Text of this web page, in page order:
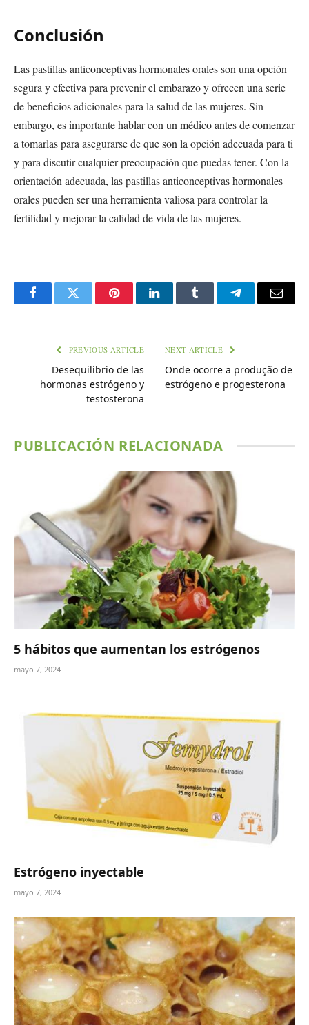
Conclusión
Las pastillas anticonceptivas hormonales orales son una opción
segura y efectiva para prevenir el embarazo y ofrecen una serie
de beneficios adicionales para la salud de las mujeres. Sin
embargo, es importante hablar con un médico antes de comenzar
a tomarlas para asegurarse de que son la opción adecuada para ti
y para discutir cualquier preocupación que puedas tener. Con la
orientación adecuada, las pastillas anticonceptivas hormonales
orales pueden ser una herramienta valiosa para controlar la
fertilidad y mejorar la calidad de vida de las mujeres.
FacebookTwitter PinterestLinkedInTumblr TelegramEmail
PREVIOUS ARTICLE
Desequilibrio de las
hormonas estrógeno y
testosterona
NEXT ARTICLE
Onde ocorre a produção de
estrógeno e progesterona
PUBLICACIÓN RELACIONADA
5 hábitos que aumentan los estrógenos
mayo 7, 2024
Estrógeno inyectable
mayo 7, 2024